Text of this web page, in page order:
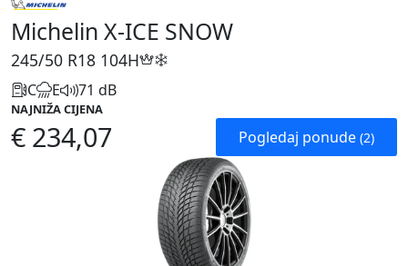
Michelin X-ICE SNOW
245/50 R18 104H
C E 71 dB
NAJNIŽA CIJENA
€ 234,07 Pogledaj ponude (2)